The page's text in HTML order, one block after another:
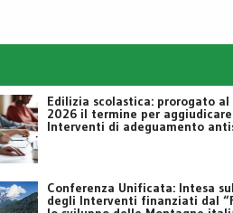
Edilizia scolastica: prorogato
2026 il termine per
Interventi di adeguamento
Conferenza Unificata: Intesa
degli Interventi finanziati dal